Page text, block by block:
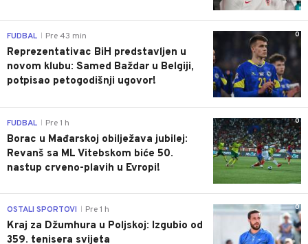
0
FUDBAL Pre 43 min
Reprezentativac BiH predstavljen u
novom klubu: Samed Baždar u Belgiji,
potpisao petogodišnji ugovor!
0
FUDBAL Pre 1 h
Borac u Mađarskoj obilježava jubilej:
Revanš sa ML Vitebskom biće 50.
nastup crveno-plavih u Evropi!
0
OSTALI SPORTOVI Pre 1 h
Kraj za Džumhura u Poljskoj: Izgubio od
359. tenisera svijeta